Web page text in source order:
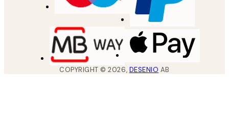
COPYRIGHT ©2026, DESENIO AB